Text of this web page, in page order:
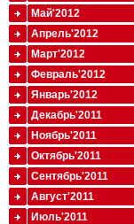
Май'2012
Апрель'2012
Март'2012
Февраль'2012
Январь'2012
Декабрь'2011
Ноябрь'2011
Октябрь'2011
Сентябрь'2011
Август'2011
Июль'2011